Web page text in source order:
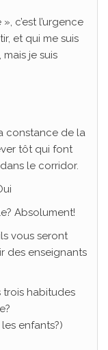
c’est l’urgence
et qui me suis
mais je suis
constance de la
tôt qui font
le corridor.
Absolument!
vous seront
des enseignants
trois habitudes
enfants?)